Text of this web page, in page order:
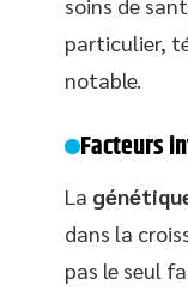
particulier,
notable.
Facteurs
La
dans la
pas le seul